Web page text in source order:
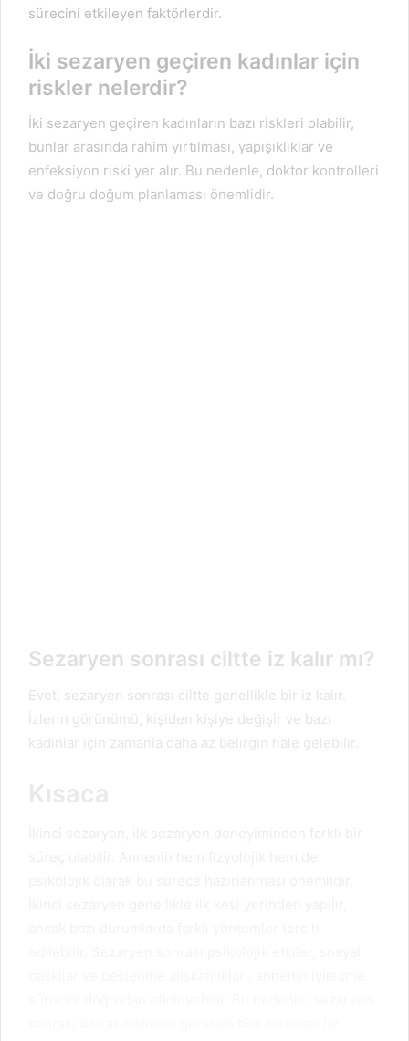
sürecini etkileyen faktörlerdir.
İki sezaryen geçiren kadınlar için
riskler nelerdir?
İki sezaryen geçiren kadınların bazı riskleri olabilir,
bunlar arasında rahim yırtılması, yapışıklıklar ve
enfeksiyon riski yer alır. Bu nedenle, doktor kontrolleri
ve doğru doğum planlaması önemlidir.
Sezaryen sonrası ciltte iz kalır mı?
Evet, sezaryen sonrası ciltte genellikle bir iz kalır.
İzlerin görünümü, kişiden kişiye değişir ve bazı
kadınlar için zamanla daha az belirgin hale gelebilir.
Kısaca